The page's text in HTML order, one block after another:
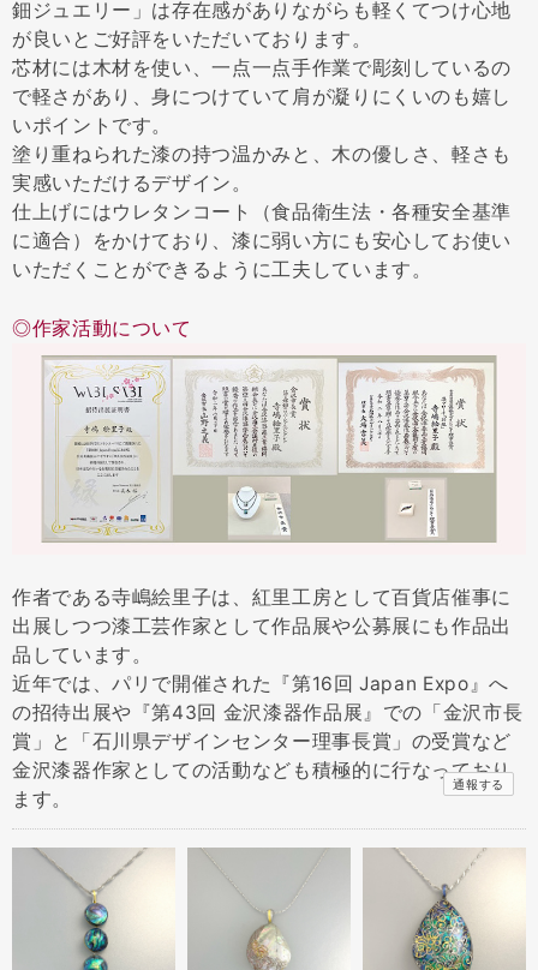
鈿ジュエリー」は存在感がありながらも軽くてつけ心地
が良いとご好評をいただいております。
芯材には木材を使い、一点一点手作業で彫刻しているの
で軽さがあり、身につけていて肩が凝りにくいのも嬉し
いポイントです。
塗り重ねられた漆の持つ温かみと、木の優しさ、軽さも
実感いただけるデザイン。
仕上げにはウレタンコート（食品衛生法・各種安全基準
に適合）をかけており、漆に弱い方にも安心してお使い
いただくことができるように工夫しています。
◎作家活動について
作者である寺嶋絵里子は、紅里工房として百貨店催事に
出展しつつ漆工芸作家として作品展や公募展にも作品出
品しています。
近年では、パリで開催された『第16回 Japan Expo』へ
の招待出展や『第43回 金沢漆器作品展』での「金沢市長
賞」と「石川県デザインセンター理事長賞」の受賞など
金沢漆器作家としての活動なども積極的に行なっており
ます。
通報する